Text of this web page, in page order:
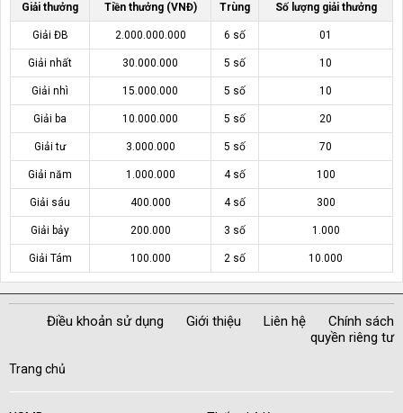
Giải thưởng Tiền thưởng (VNĐ) Trùng Số lượng giải thưởng
Giải ĐB 2.000.000.000 6 số 01
Giải nhất 30.000.000 5 số 10
Giải nhì 15.000.000 5 số 10
Giải ba 10.000.000 5 số 20
Giải tư 3.000.000 5 số 70
Giải năm 1.000.000 4 số 100
Giải sáu 400.000 4 số 300
Giải bảy 200.000 3 số 1.000
Giải Tám 100.000 2 số 10.000
Điều khoản sử dụng Giới thiệu Liên hệ
Chính sách
quyền riêng tư
Trang chủ